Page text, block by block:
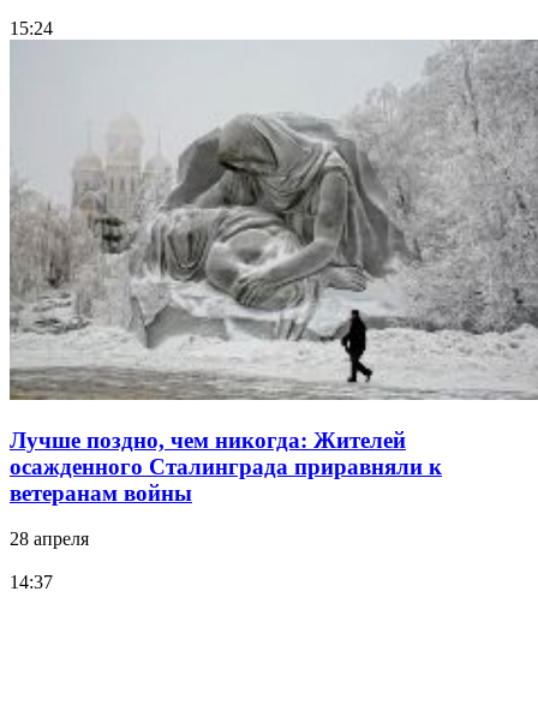
15:24
Лучше поздно, чем никогда: Жителей
осажденного Сталинграда приравняли к
ветеранам войны
28 апреля
14:37